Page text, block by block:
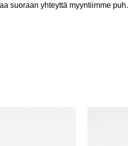
suoraan yhteyttä myyntiimme puh.